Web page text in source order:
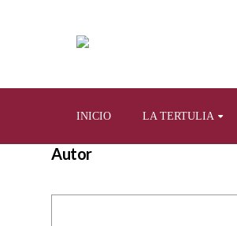
INICIO LA TERTULIA
Autor